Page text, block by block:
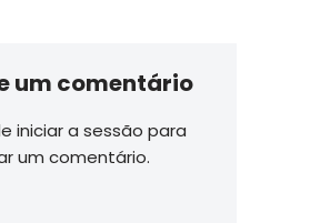
um comentário
iniciar a sessão para
um comentário.